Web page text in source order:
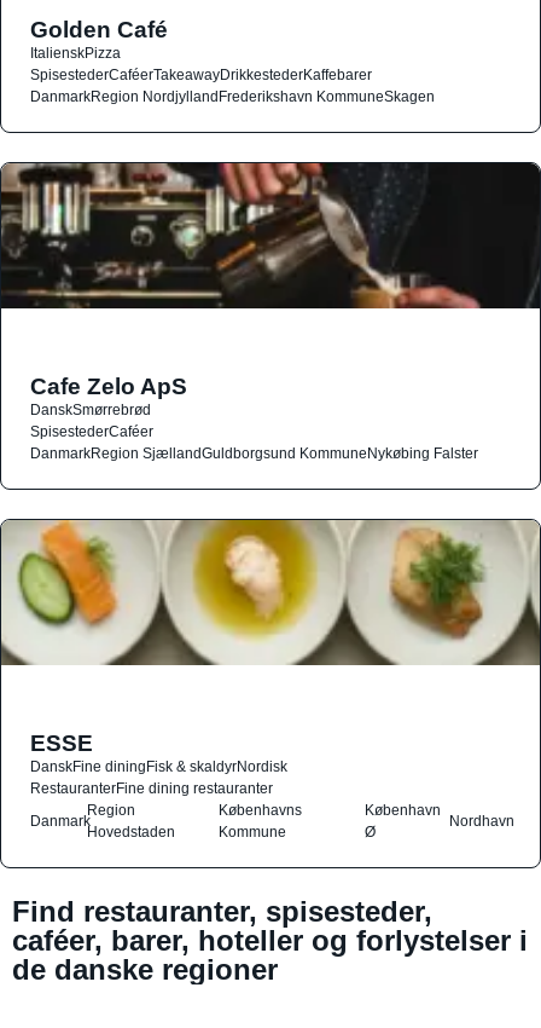
Golden Café
ItalienskPizza
SpisestederCaféerTakeawayDrikkestederKaffebarer
DanmarkRegion NordjyllandFrederikshavn KommuneSkagen
Cafe Zelo ApS
DanskSmørrebrød
SpisestederCaféer
DanmarkRegion SjællandGuldborgsund KommuneNykøbing Falster
ESSE
DanskFine diningFisk & skaldyrNordisk
RestauranterFine dining restauranter
Danmark
Region
Hovedstaden
Københavns
Kommune
København
Ø
Nordhavn
Find restauranter, spisesteder,
caféer, barer, hoteller og forlystelser i
de danske regioner